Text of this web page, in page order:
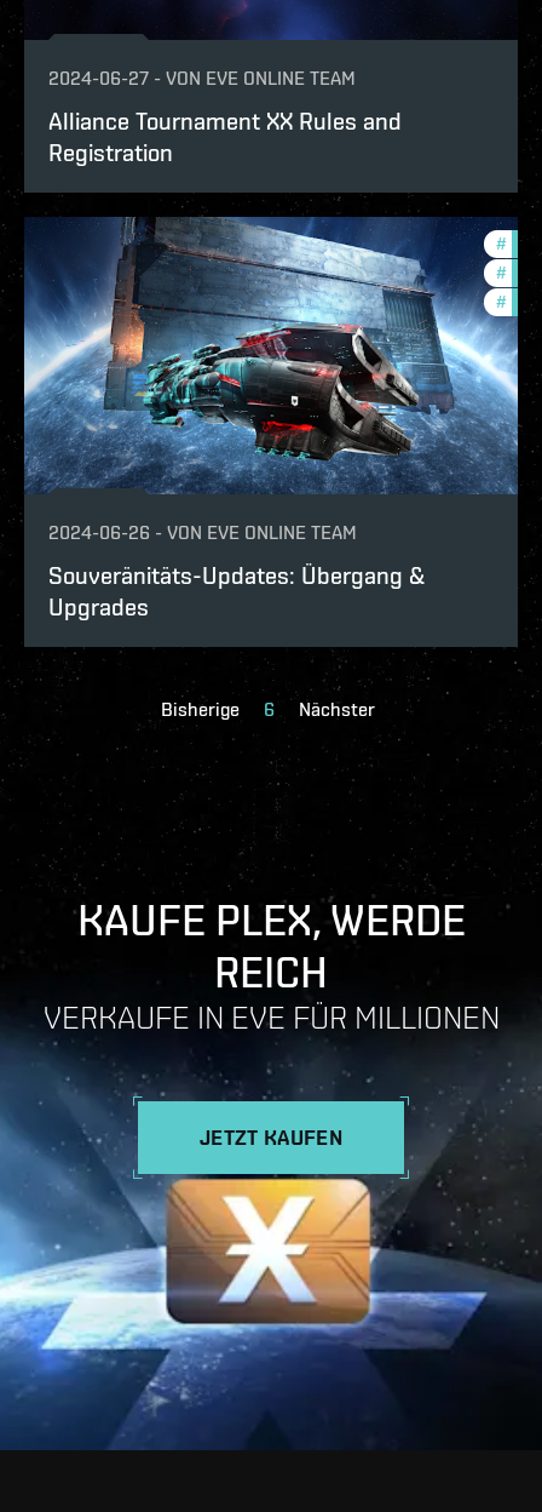
2024-06-27 - VON EVE ONLINE TEAM
Alliance Tournament XX Rules and
Registration
#
#
#
2024-06-26 - VON EVE ONLINE TEAM
Souveränitäts-Updates: Übergang &
Upgrades
Bisherige 6 Nächster
KAUFE PLEX, WERDE
REICH
VERKAUFE IN EVE FÜR MILLIONEN
JETZT KAUFEN